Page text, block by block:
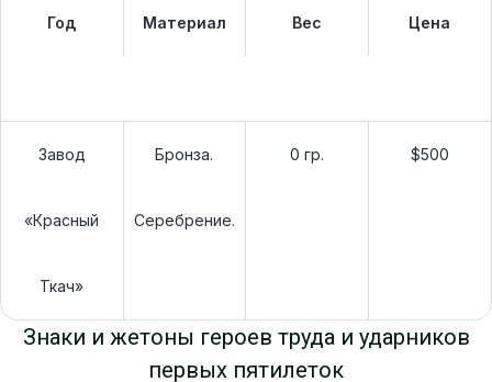
Год Материал Вес Цена
Завод
«Красный
Ткач»
Бронза.
Серебрение.
0 гр. $500
Знаки и жетоны героев труда и ударников
первых пятилеток